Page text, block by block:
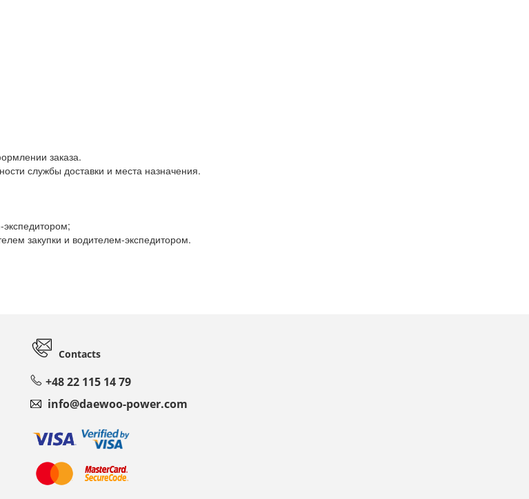
заказа.
службы доставки и места назначения.
экспедитором;
закупки и водителем-экспедитором.
Contacts
+48 22 115 14 79
info@daewoo-power.com